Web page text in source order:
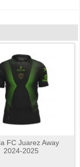
FC Juarez Away
2024-2025